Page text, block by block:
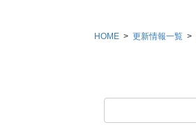
HOME 更新情報一覧